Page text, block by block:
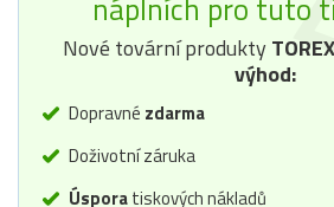
náplních pro tuto
Nové tovární produktyTOREX
výhod:
Dopravné zdarma
Doživotní záruka
Úsporatiskových nákladů